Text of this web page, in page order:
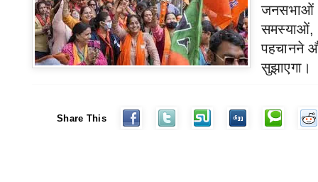
जनसभाओं
समस्याओं,
पहचानने
सुझाएगा।
Share This